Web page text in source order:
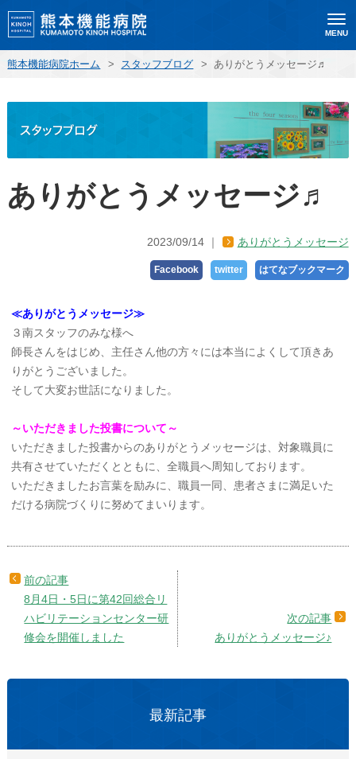
MENU
熊本機能病院ホーム > スタッフブログ > ありがとうメッセージ♬
ありがとうメッセージ♬
2023/09/14 ありがとうメッセージ
Facebook twitter はてなブックマーク
≪ありがとうメッセージ≫
３南スタッフのみな様へ
師長さんをはじめ、主任さん他の方々には本当によくして頂きあ
りがとうございました。
そして大変お世話になりました。
～いただきました投書について～
いただきました投書からのありがとうメッセージは、対象職員に
共有させていただくとともに、全職員へ周知しております。
いただきましたお言葉を励みに、職員一同、患者さまに満足いた
だける病院づくりに努めてまいります。
8月4日・5日に第42回総合リ
ハビリテーションセンター研
修会を開催しました
ありがとうメッセージ♪
最新記事